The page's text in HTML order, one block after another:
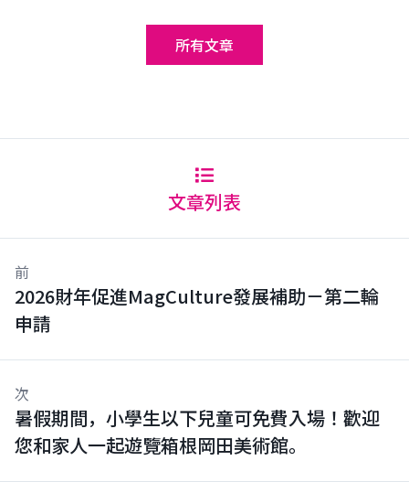
所有文章
文章列表
前
2026財年促進MagCulture發展補助－第二輪
申請
次
暑假期間，小學生以下兒童可免費入場！歡迎
您和家人一起遊覽箱根岡田美術館。